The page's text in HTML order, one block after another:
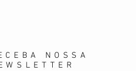
NOSSA